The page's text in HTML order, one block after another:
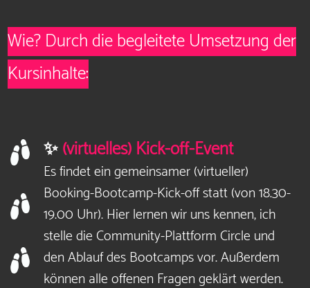
Wie? Durch die begleitete Umsetzung der
Kursinhalte:
✨(virtuelles) Kick-off-Event
Es findet ein gemeinsamer (virtueller)
Booking-Bootcamp-Kick-off statt (von 18.30-
19.00 Uhr). Hier lernen wir uns kennen, ich
stelle die Community-Plattform Circle und
den Ablauf des Bootcamps vor. Außerdem
können alle offenen Fragen geklärt werden.